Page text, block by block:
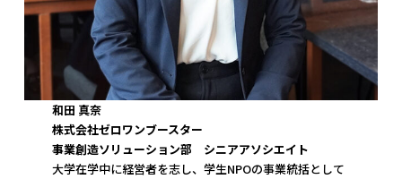
和田 真奈
株式会社ゼロワンブースター
事業創造ソリューション部 シニアアソシエイト
大学在学中に経営者を志し、学生NPOの事業統括として